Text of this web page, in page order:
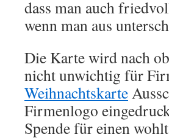
dass man auch
wenn man aus
Die Karte wird nach
nicht unwichtig für
Weihnachtskarte
Firmenlogo
Spende für einen